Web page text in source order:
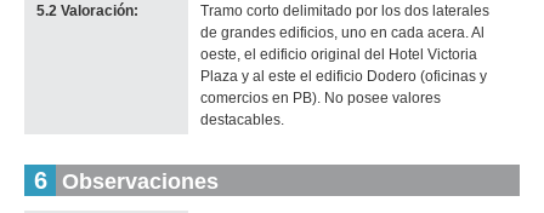
5.2 Valoración:
Tramo corto delimitado por los dos laterales
de grandes edificios, uno en cada acera. Al
oeste, el edificio original del Hotel Victoria
Plaza y al este el edificio Dodero (oficinas y
comercios en PB). No posee valores
destacables.
6 Observaciones